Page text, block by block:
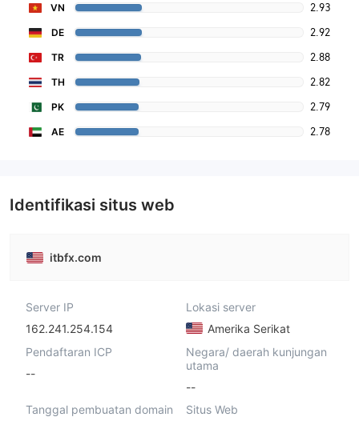
VN 2.93
DE 2.92
TR 2.88
TH 2.82
PK 2.79
AE 2.78
Identifikasi situs web
itbfx.com
Server IP
162.241.254.154
Lokasi server
Amerika Serikat
Pendaftaran ICP
--
Negara/ daerah kunjungan
utama
--
Tanggal pembuatan domain
Situs Web